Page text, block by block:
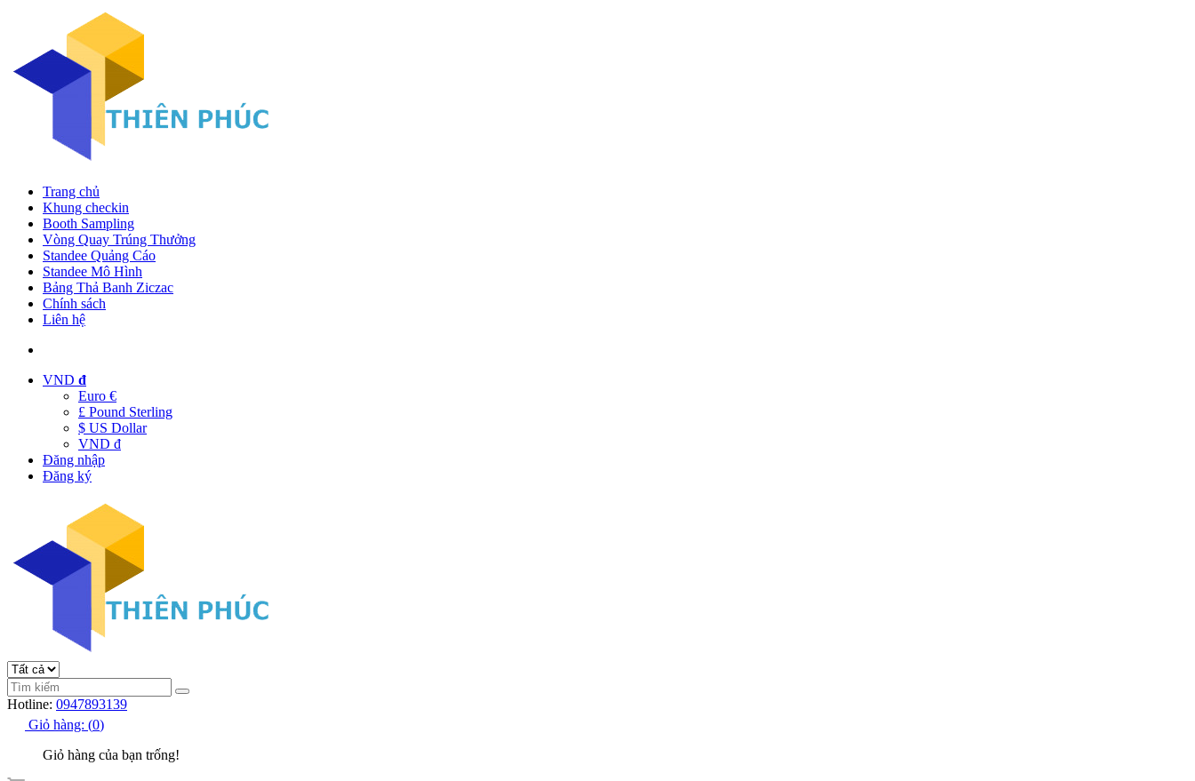
Trang chủ
Khung checkin
Booth Sampling
Vòng Quay Trúng Thưởng
Standee Quảng Cáo
Standee Mô Hình
Bảng Thả Banh Ziczac
Chính sách
Liên hệ
VND đ
Euro €
£ Pound Sterling
$ US Dollar
VND đ
Đăng nhập
Đăng ký
Hotline: 0947893139
Giỏ hàng: (0)
Giỏ hàng của bạn trống!